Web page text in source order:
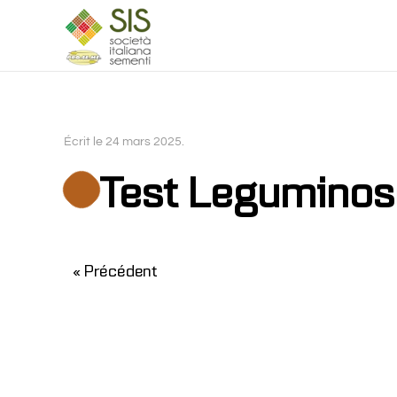
Skip to main content
Écrit le 24 mars 2025.
Test
« Précédent